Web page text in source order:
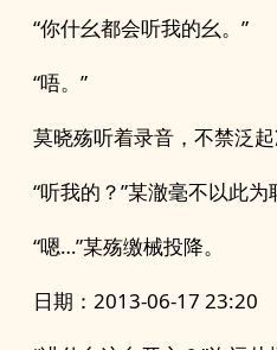
“你什幺都会听我的幺。”
“唔。”
莫晓殇听着录音，不禁泛
“听我的？”某澈毫不以此为
“嗯…”某殇缴械投降。
日期：2013-06-17 23:20